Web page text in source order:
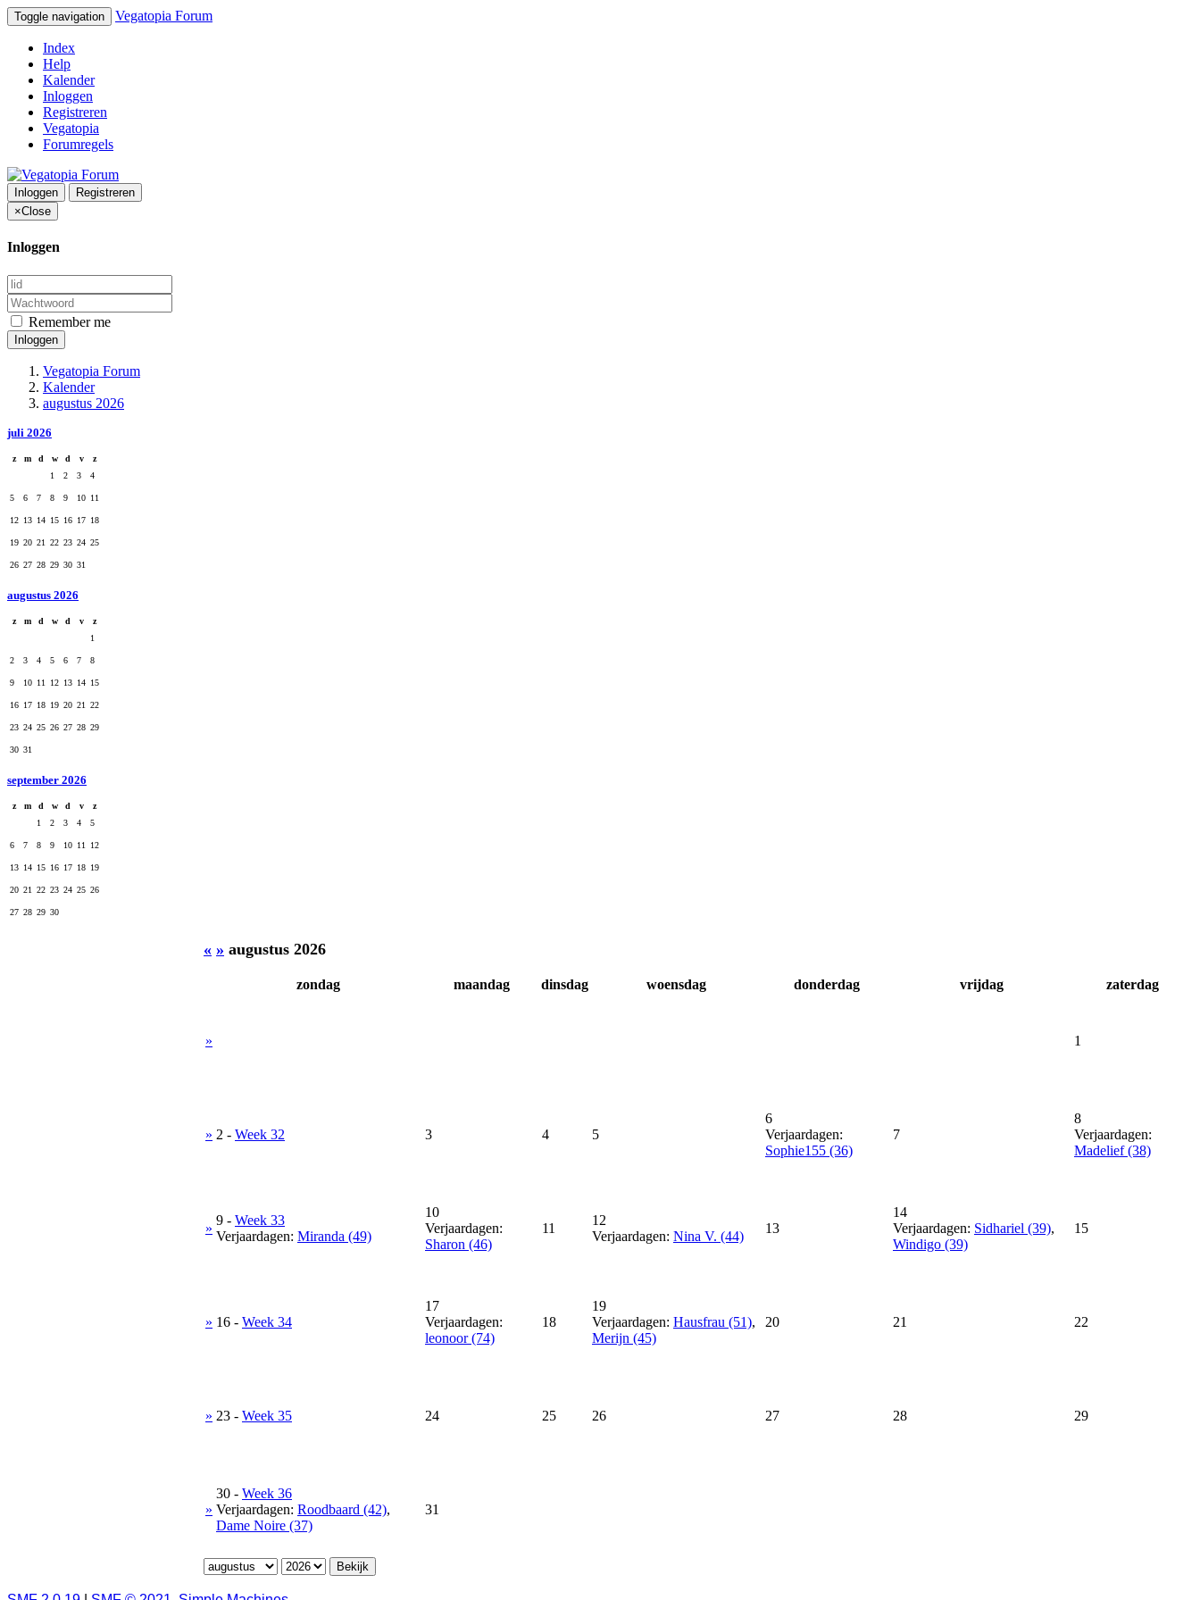
Toggle navigation Vegatopia Forum
Index
Help
Kalender
Inloggen
Registreren
Vegatopia
Forumregels
Inloggen
Registreren
×Close
Inloggen
Remember me
Inloggen
Vegatopia Forum
Kalender
augustus 2026
juli 2026
z m d w d v
z
1
2 3 4
5 6 7 8 9 10 11
12 13 14 15 16 17 18
19 20 21 22 23 24 25
26 27 28 29 30 31
augustus 2026
z m d w d v
z
1
2 3 4 5 6 7 8
9 10 11 12 13 14 15
16 17 18 19 20 21 22
23 24 25 26 27 28 29
30 31
september 2026
z m d w d v
z
1
2 3 4 5
6 7 8 9 10 11 12
13 14 15 16 17 18 19
20 21 22 23 24 25 26
27 28 29 30
« » augustus 2026
zondag maandag dinsdag woensdag donderdag vrijdag zaterdag
» 1
» 2 - Week 32 3 4 5
6
Verjaardagen:
Sophie155 (36)
7
8
Verjaardagen:
Madelief (38)
»
9 - Week 33
Verjaardagen: Miranda (49)
10
Verjaardagen:
Sharon (46)
11
12
Verjaardagen: Nina V. (44)
13
14
Verjaardagen: Sidhariel (39),
Windigo (39)
15
» 16 - Week 34
17
Verjaardagen:
leonoor (74)
18
19
Verjaardagen: Hausfrau (51),
Merijn (45)
20 21 22
» 23 - Week 35 24 25 26 27 28 29
»
30 - Week 36
Verjaardagen: Roodbaard (42),
Dame Noire (37)
31